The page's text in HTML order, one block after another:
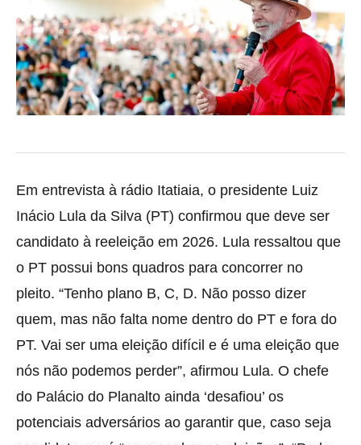
Em entrevista à rádio Itatiaia, o presidente Luiz
Inácio Lula da Silva (PT) confirmou que deve ser
candidato à reeleição em 2026. Lula ressaltou que
o PT possui bons quadros para concorrer no
pleito. “Tenho plano B, C, D. Não posso dizer
quem, mas não falta nome dentro do PT e fora do
PT. Vai ser uma eleição difícil e é uma eleição que
nós não podemos perder”, afirmou Lula. O chefe
do Palácio do Planalto ainda ‘desafiou’ os
potenciais adversários ao garantir que, caso seja